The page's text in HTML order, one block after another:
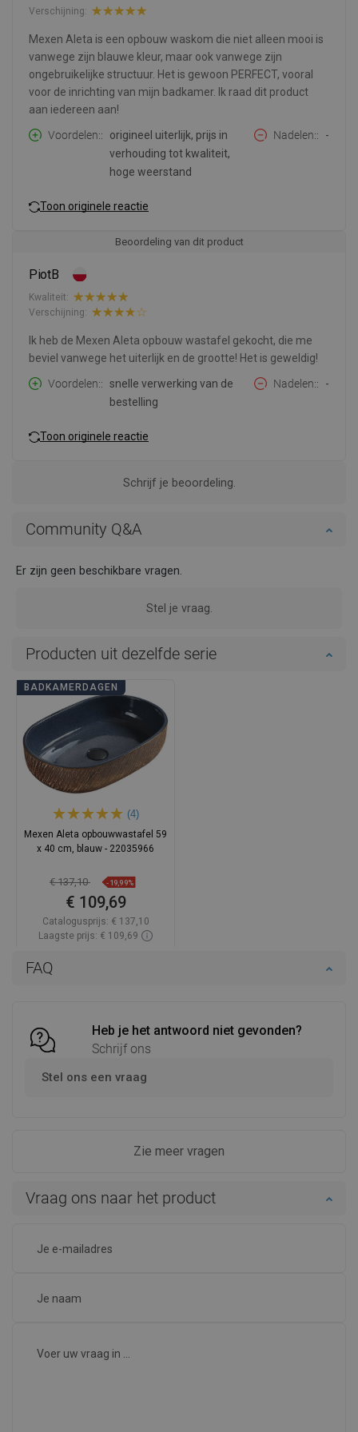
FAQ
Heb je het antwoord niet gevonden?
Schrijf ons
Stel ons een vraag
Zie meer vragen
Verschijning:
Mexen Aleta is een opbouw waskom die niet alleen mooi is
vanwege zijn blauwe kleur, maar ook vanwege zijn
ongebruikelijke structuur. Het is gewoon PERFECT, vooral
voor de inrichting van mijn badkamer. Ik raad dit product
aan iedereen aan!
Voordelen:
origineel uiterlijk, prijs in
verhouding tot kwaliteit,
hoge weerstand
Nadelen: -
Toon originele reactie
Beoordeling van dit product
PiotB
Kwaliteit:
Verschijning:
Ik heb de Mexen Aleta opbouw wastafel gekocht, die me
beviel vanwege het uiterlijk en de grootte! Het is geweldig!
Voordelen:
snelle verwerking van de
bestelling
Nadelen: -
Toon originele reactie
Schrijf je beoordeling.
Community Q&A
Er zijn geen beschikbare vragen.
Stel je vraag.
Vraag ons naar het product
Producten uit dezelfde serie
BADKAMERDAGEN
(4)
Mexen Aleta opbouwwastafel 59
x 40 cm, blauw - 22035966
€ 137,10 -19,99%
€ 109,69
Catalogusprijs: € 137,10
Laagste prijs: € 109,69